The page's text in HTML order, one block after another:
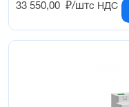
33 550,00 ₽/штс НДС